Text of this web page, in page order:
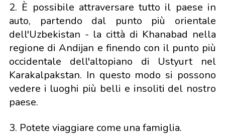
2. È possibile attraversare tutto il paese in
auto, partendo dal punto più orientale
dell'Uzbekistan - la città di Khanabad nella
regione di Andijan e finendo con il punto più
occidentale dell'altopiano di Ustyurt nel
Karakalpakstan. In questo modo si possono
vedere i luoghi più belli e insoliti del nostro
paese.
3. Potete viaggiare come una famiglia.